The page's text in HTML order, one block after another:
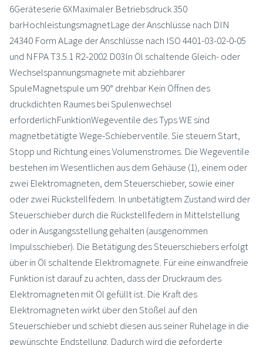
6Geräteserie 6XMaximaler Betriebsdruck 350
barHochleistungsmagnetLage der Anschlüsse nach DIN
24340 Form ALage der Anschlüsse nach ISO 4401-03-02-0-05
und NFPA T3.5.1 R2-2002 D03In Öl schaltende Gleich- oder
Wechselspannungsmagnete mit abziehbarer
SpuleMagnetspule um 90° drehbar Kein Öffnen des
druckdichten Raumes bei Spulenwechsel
erforderlichFunktionWegeventile des Typs WE sind
magnetbetätigte Wege-Schieberventile. Sie steuern Start,
Stopp und Richtung eines Volumenstromes. Die Wegeventile
bestehen im Wesentlichen aus dem Gehäuse (1), einem oder
zwei Elektromagneten, dem Steuerschieber, sowie einer
oder zwei Rückstellfedern. In unbetätigtem Zustand wird der
Steuerschieber durch die Rückstellfedern in Mittelstellung
oder in Ausgangsstellung gehalten (ausgenommen
Impulsschieber). Die Betätigung des Steuerschiebers erfolgt
über in Öl schaltende Elektromagnete. Für eine einwandfreie
Funktion ist darauf zu achten, dass der Druckraum des
Elektromagneten mit Öl gefüllt ist. Die Kraft des
Elektromagneten wirkt über den Stößel auf den
Steuerschieber und schiebt diesen aus seiner Ruhelage in die
gewünschte Endstellung. Dadurch wird die geforderte